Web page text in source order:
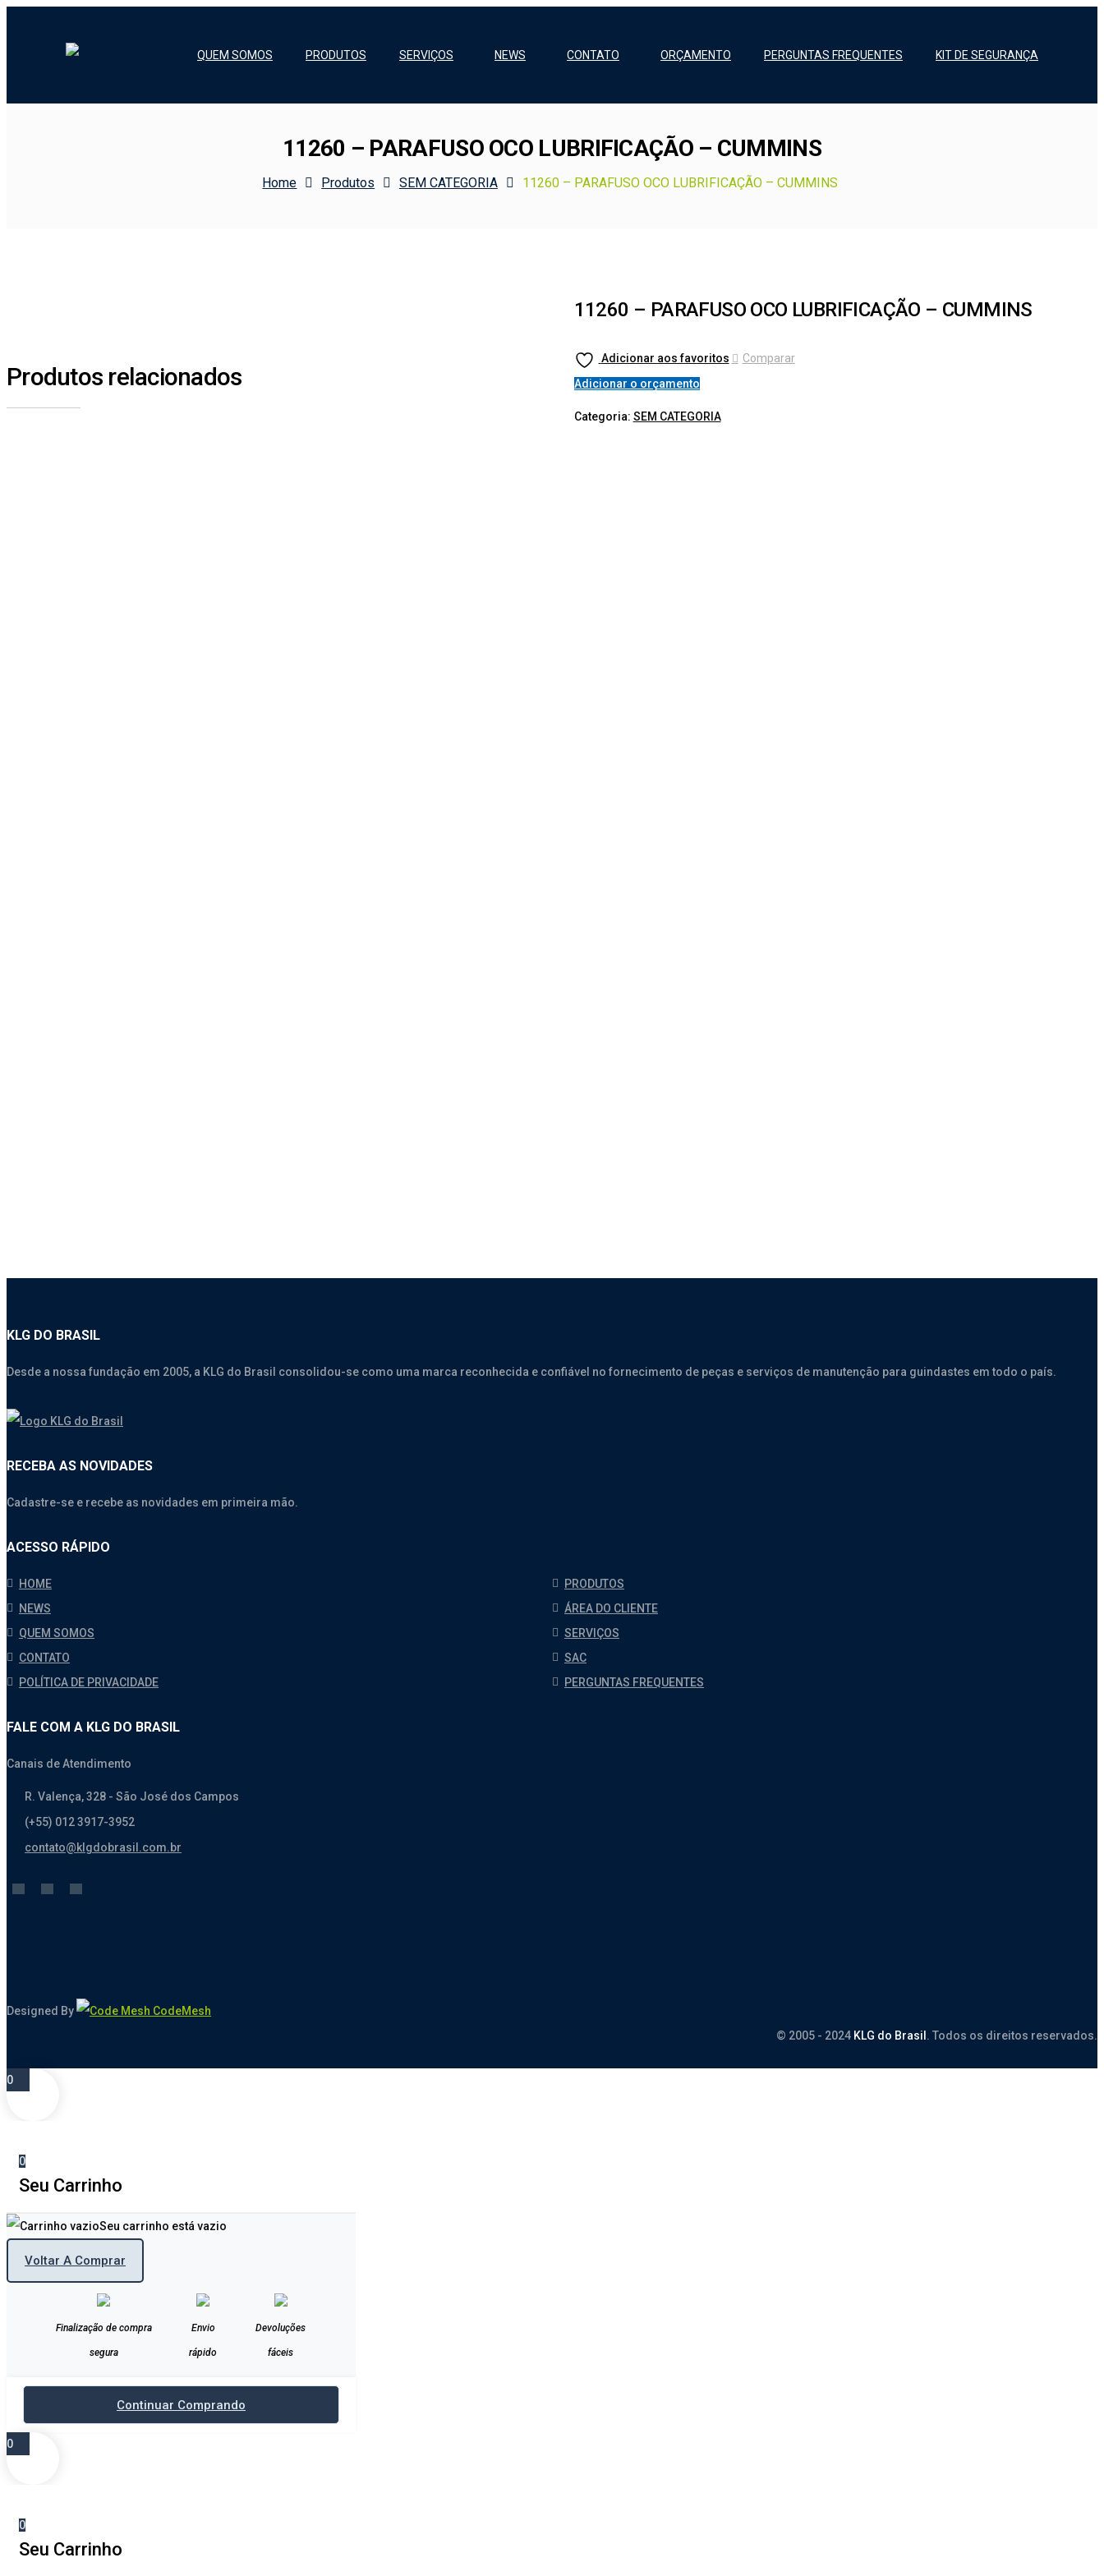
QUEM SOMOS PRODUTOS SERVIÇOS NEWS CONTATO ORÇAMENTO PERGUNTAS FREQUENTES KIT DE SEGURANÇA
11260 – PARAFUSO OCO LUBRIFICAÇÃO – CUMMINS
Home Produtos SEM CATEGORIA 11260 – PARAFUSO OCO LUBRIFICAÇÃO – CUMMINS
11260 – PARAFUSO OCO LUBRIFICAÇÃO – CUMMINS
Adicionar aos favoritos
Comparar
Adicionar o orçamento
Categoria: SEM CATEGORIA
Produtos relacionados
KLG DO BRASIL
Desde a nossa fundação em 2005, a KLG do Brasil consolidou-se como uma marca reconhecida e confiável no fornecimento de peças e serviços de manutenção para guindastes em todo o país.
RECEBA AS NOVIDADES
Cadastre-se e recebe as novidades em primeira mão.
ACESSO RÁPIDO
HOME
PRODUTOS
NEWS
ÁREA DO CLIENTE
QUEM SOMOS
SERVIÇOS
CONTATO
SAC
POLÍTICA DE PRIVACIDADE
PERGUNTAS FREQUENTES
FALE COM A KLG DO BRASIL
Canais de Atendimento
R. Valença, 328 - São José dos Campos
(+55) 012 3917-3952
contato@klgdobrasil.com.br
Designed By
CodeMesh
© 2005 - 2024 KLG do Brasil . Todos os direitos reservados.
0
0
Seu Carrinho
Seu carrinho está vazio
Voltar A Comprar
Finalização de compra
segura
Envio
rápido
Devoluções
fáceis
Continuar Comprando
0
0
Seu Carrinho